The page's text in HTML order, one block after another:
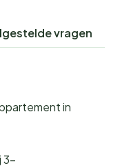
vragen
in
3-